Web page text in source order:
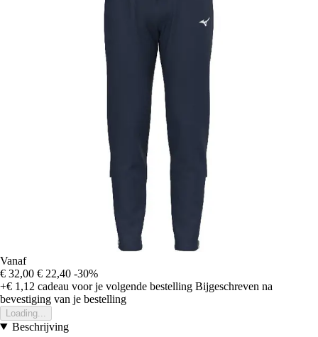
Vanaf
€ 32,00 € 22,40 -30%
+€ 1,12 cadeau voor je volgende bestelling Bijgeschreven na
bevestiging van je bestelling
Loading...
Beschrijving